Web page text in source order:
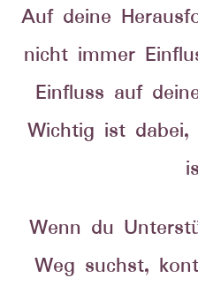
Auf deine
nicht immer
Einfluss auf
Wichtig ist
Wenn du
Weg suchst,